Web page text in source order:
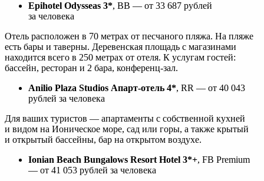
Epihotel Odysseas 3*, ВВ ― от 33 687 рублей
за человека
Отель расположен в 70 метрах от песчаного пляжа. На пляже
есть бары и таверны. Деревенская площадь с магазинами
находится всего в 250 метрах от отеля. К услугам гостей:
бассейн, ресторан и 2 бара, конференц-зал.
Anilio Plaza Studios Апарт-отель 4*, RR ― от 40 043
рублей за человека
Для ваших туристов ― апартаменты с собственной кухней
и видом на Ионическое море, сад или горы, а также крытый
и открытый бассейны, бар на открытом воздухе.
Ionian Beach Bungalows Resort Hotel 3*+, FB Premium
― от 41 053 рублей за человека